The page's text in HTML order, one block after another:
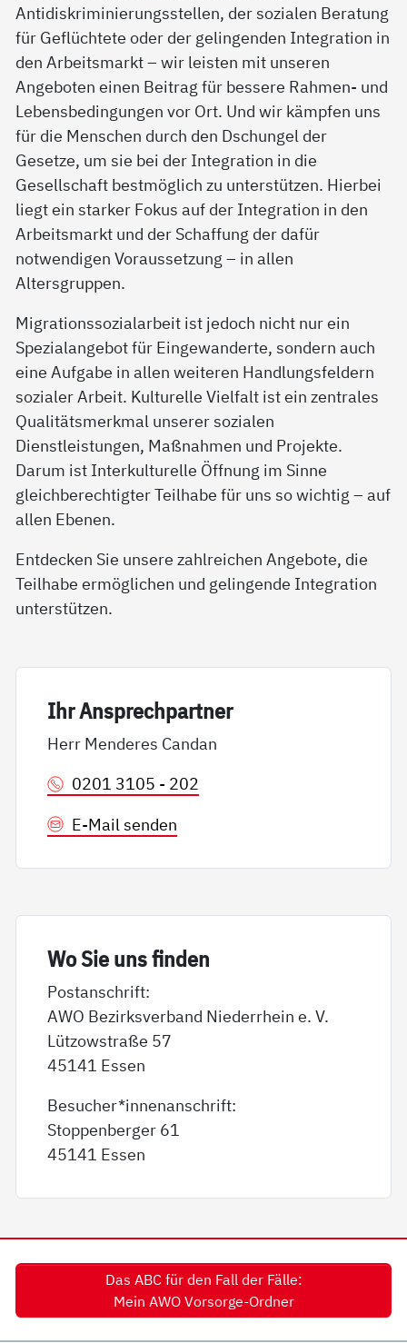
Antidiskriminierungsstellen, der sozialen Beratung
für Geflüchtete oder der gelingenden Integration in
den Arbeitsmarkt – wir leisten mit unseren
Angeboten einen Beitrag für bessere Rahmen- und
Lebensbedingungen vor Ort. Und wir kämpfen uns
für die Menschen durch den Dschungel der
Gesetze, um sie bei der Integration in die
Gesellschaft bestmöglich zu unterstützen. Hierbei
liegt ein starker Fokus auf der Integration in den
Arbeitsmarkt und der Schaffung der dafür
notwendigen Voraussetzung – in allen
Altersgruppen.
Migrationssozialarbeit ist jedoch nicht nur ein
Spezialangebot für Eingewanderte, sondern auch
eine Aufgabe in allen weiteren Handlungsfeldern
sozialer Arbeit. Kulturelle Vielfalt ist ein zentrales
Qualitätsmerkmal unserer sozialen
Dienstleistungen, Maßnahmen und Projekte.
Darum ist Interkulturelle Öffnung im Sinne
gleichberechtigter Teilhabe für uns so wichtig – auf
allen Ebenen.
Entdecken Sie unsere zahlreichen Angebote, die
Teilhabe ermöglichen und gelingende Integration
unterstützen.
Ihr An­sp­rech­part­ner
Herr Menderes Candan
0201 3105 - 202
E-Mail senden
Wo Sie uns fin­den
Postanschrift:
AWO Bezirksverband Niederrhein e. V.
Lützowstraße 57
45141 Essen
Besucher*innenanschrift:
Stoppenberger 61
45141 Essen
Das ABC für den Fall der Fälle:
Mein AWO Vorsorge-Ordner